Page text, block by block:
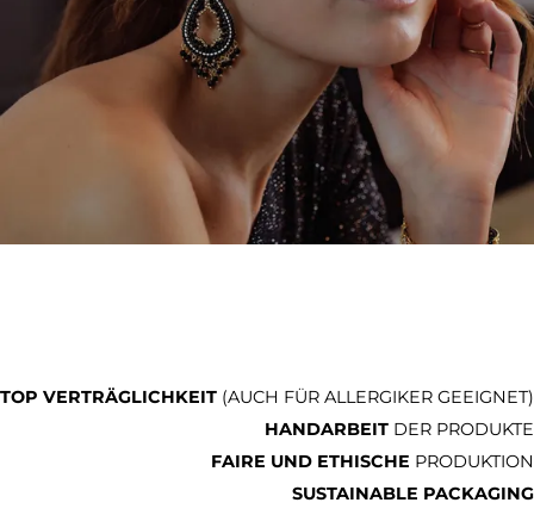
TOP VERTRÄGLICHKEIT (AUCH FÜR ALLERGIKER GEEIGNET)
HANDARBEIT DER PRODUKTE
FAIRE UND ETHISCHE PRODUKTION
SUSTAINABLE PACKAGING